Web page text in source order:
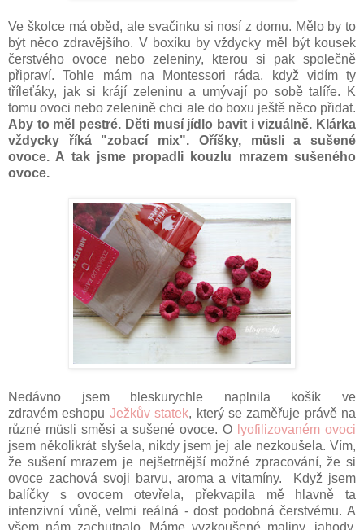
Ve školce má oběd, ale svačinku si nosí z domu. Mělo by to
být něco zdravějšího. V boxíku by vždycky měl být kousek
čerstvého ovoce nebo zeleniny, kterou si pak společně
připraví. Tohle mám na Montessori ráda, když vidím ty
tříleťáky, jak si krájí zeleninu a umývají po sobě talíře. K
tomu ovoci nebo zelenině chci ale do boxu ještě něco přidat.
Aby to měl pestré. Děti musí jídlo bavit i vizuálně. Klárka
vždycky říká "zobací mix". Oříšky, müsli a sušené
ovoce. A tak jsme propadli kouzlu mrazem sušeného
ovoce.
Nedávno jsem bleskurychle naplnila košík ve
zdravém eshopu Ježkův statek, který se zaměřuje právě na
různé müsli směsi a sušené ovoce. O lyofilizovaném ovoci
jsem několikrát slyšela, nikdy jsem jej ale nezkoušela. Vím,
že sušení mrazem je nejšetrnější možné zpracování, že si
ovoce zachová svoji barvu, aroma a vitamíny. Když jsem
balíčky s ovocem otevřela, překvapila mě hlavně ta
intenzivní vůně, velmi reálná - dost podobná čerstvému. A
všem nám zachutnalo. Máme vyzkoušené maliny, jahody,